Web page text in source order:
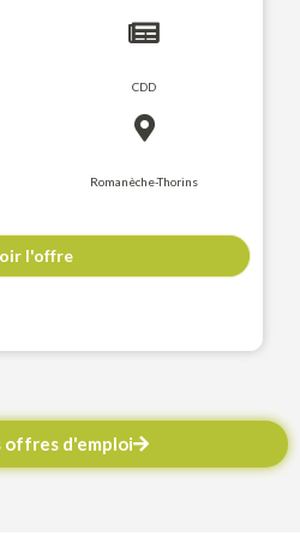
CDD
Romanèche-Thorins
l'offre
offres d'emploi